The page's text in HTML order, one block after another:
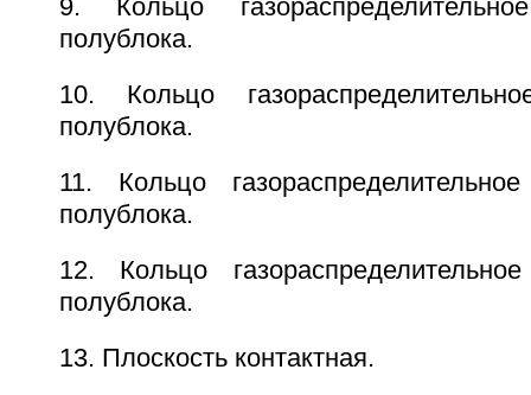
9. Кольцо
полублока.
10. Кольцо
полублока.
11. Кольцо
полублока.
12. Кольцо
полублока.
13. Плоскость контактная.